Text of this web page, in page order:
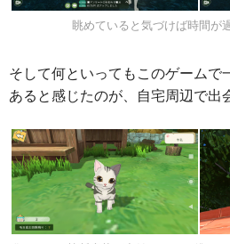
眺めていると気づけば時間が
そして何といってもこのゲームで
あると感じたのが、自宅周辺で出